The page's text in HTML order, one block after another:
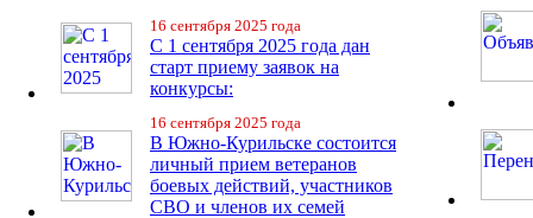
16 сентября 2025 года
С 1 сентября 2025 года дан
старт приему заявок на
конкурсы:
16 сентября 2025 года
В Южно-Курильске состоится
личный прием ветеранов
боевых действий, участников
СВО и членов их семей